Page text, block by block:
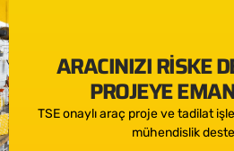
ARACINIZI RISKE
PROJEYE
TSE onaylı araç proje ve tadilat
mühendislik